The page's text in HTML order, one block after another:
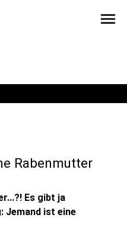
menu
Rabenmutter
Es gibt ja
Jemand ist eine